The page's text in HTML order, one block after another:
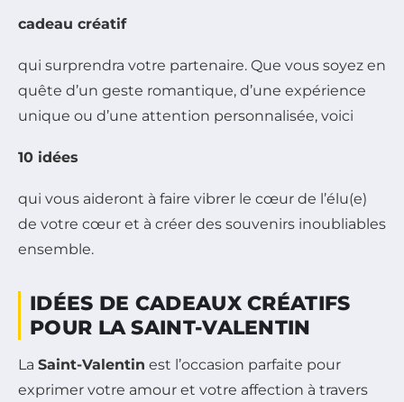
cadeau créatif
qui surprendra votre partenaire. Que vous soyez en
quête d’un geste romantique, d’une expérience
unique ou d’une attention personnalisée, voici
10 idées
qui vous aideront à faire vibrer le cœur de l’élu(e)
de votre cœur et à créer des souvenirs inoubliables
ensemble.
IDÉES DE CADEAUX CRÉATIFS
POUR LA SAINT-VALENTIN
La Saint-Valentin est l’occasion parfaite pour
exprimer votre amour et votre affection à travers